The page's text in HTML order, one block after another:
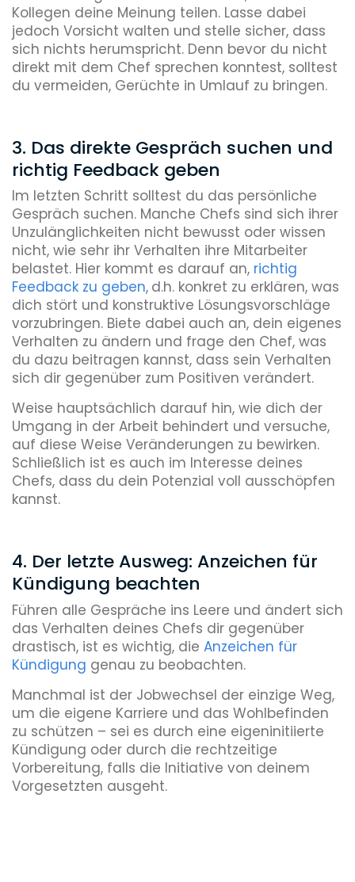
Kollegen deine Meinung teilen. Lasse dabei
jedoch Vorsicht walten und stelle sicher, dass
sich nichts herumspricht. Denn bevor du nicht
direkt mit dem Chef sprechen konntest, solltest
du vermeiden, Gerüchte in Umlauf zu bringen.
3. Das direkte Gespräch suchen und
richtig Feedback geben
Im letzten Schritt solltest du das persönliche
Gespräch suchen. Manche Chefs sind sich ihrer
Unzulänglichkeiten nicht bewusst oder wissen
nicht, wie sehr ihr Verhalten ihre Mitarbeiter
belastet. Hier kommt es darauf an, richtig
Feedback zu geben, d.h. konkret zu erklären, was
dich stört und konstruktive Lösungsvorschläge
vorzubringen. Biete dabei auch an, dein eigenes
Verhalten zu ändern und frage den Chef, was
du dazu beitragen kannst, dass sein Verhalten
sich dir gegenüber zum Positiven verändert.
Weise hauptsächlich darauf hin, wie dich der
Umgang in der Arbeit behindert und versuche,
auf diese Weise Veränderungen zu bewirken.
Schließlich ist es auch im Interesse deines
Chefs, dass du dein Potenzial voll ausschöpfen
kannst.
4. Der letzte Ausweg: Anzeichen für
Kündigung beachten
Führen alle Gespräche ins Leere und ändert sich
das Verhalten deines Chefs dir gegenüber
drastisch, ist es wichtig, die Anzeichen für
Kündigung genau zu beobachten.
Manchmal ist der Jobwechsel der einzige Weg,
um die eigene Karriere und das Wohlbefinden
zu schützen – sei es durch eine eigeninitiierte
Kündigung oder durch die rechtzeitige
Vorbereitung, falls die Initiative von deinem
Vorgesetzten ausgeht.